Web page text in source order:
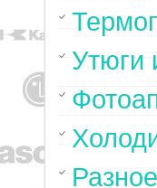
Утюги
Разное